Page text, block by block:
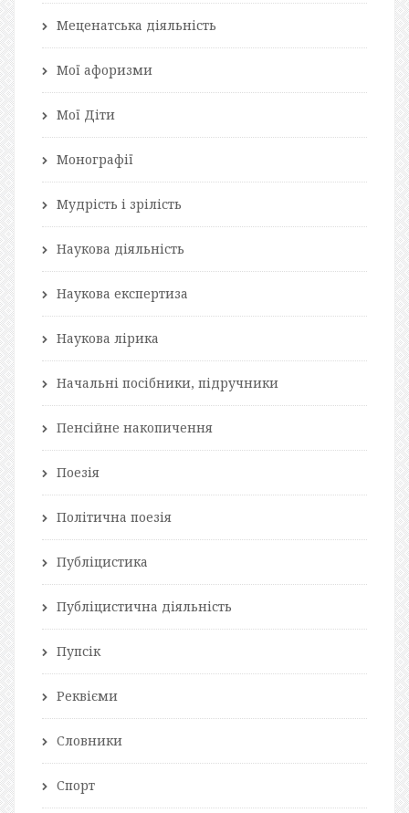
Меценатська діяльність
Мої афоризми
Мої Діти
Монографії
Мудрість і зрілість
Наукова діяльність
Наукова експертиза
Наукова лірика
Начальні посібники, підручники
Пенсійне накопичення
Поезія
Політична поезія
Публіцистика
Публіцистична діяльність
Пупсік
Реквієми
Словники
Спорт